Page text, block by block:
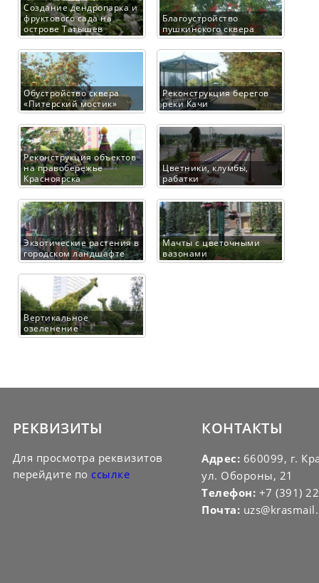
Создание дендропарка и
фруктового сада на
острове Татышев
Благоустройство
пушкинского сквера
Обустройство сквера
«Питерский мостик»
Реконструкция берегов
реки Качи
Реконструкция объектов
на правобережье
Красноярска
Цветники, клумбы,
рабатки
Экзотические растения в
городском ландшафте
Мачты с цветочными
вазонами
Вертикальное
озеленение
РЕКВИЗИТЫ
Для просмотра реквизитов
перейдите по ссылке
КОНТАКТЫ
Адрес: 660099, г.
ул. Обороны, 21
Телефон: +7 (391)
Почта: